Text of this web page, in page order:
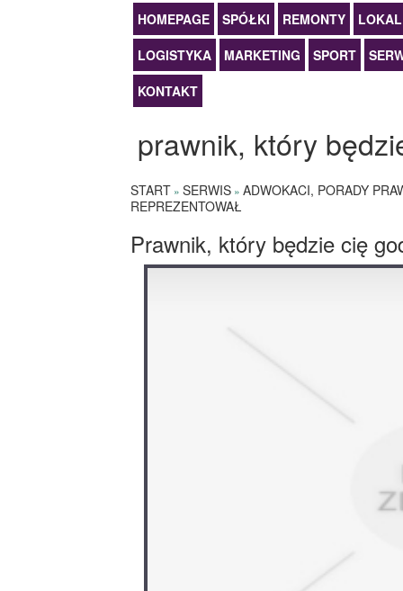
HOMEPAGE SPÓŁKI REMONTY
LOGISTYKA
MARKETING SPORT
KONTAKT
prawnik, który
START » SERWIS » ADWOKACI, PORADY
REPREZENTOWAŁ
Prawnik, który będzie cię